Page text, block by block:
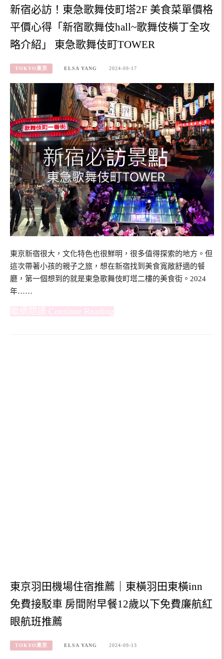
新宿必訪！東急歌舞伎町塔2F 美食菜單價格
平價心得「新宿歌舞伎hall~歌舞伎橫丁全攻
略介紹」 東急歌舞伎町TOWER
TOKYO東京 ELSA YANG 2024-09-17
東京新宿很大，文化特色也很鮮明，很多值得探索的地方。但
這次帶著小孩的親子之旅，想在新宿找到美食寬敞舒適的餐
廳，第一個想到的就是東急歌舞伎町塔二樓的美食街。2024
年……
Continue Reading
東京羽田機場住宿推薦｜東橫羽田東橫inn
免費接駁車 房間附早餐12歲以下免費廉航紅
眼航班推薦
TOKYO東京 ELSA YANG 2024-09-13